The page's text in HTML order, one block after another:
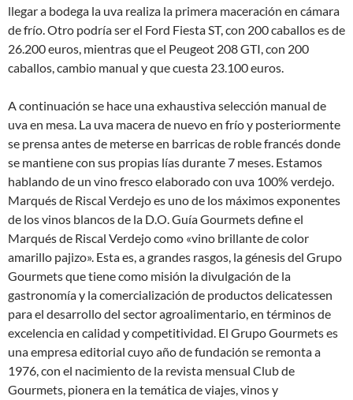
llegar a bodega la uva realiza la primera maceración en cámara
de frío. Otro podría ser el Ford Fiesta ST, con 200 caballos es de
26.200 euros, mientras que el Peugeot 208 GTI, con 200
caballos, cambio manual y que cuesta 23.100 euros.
A continuación se hace una exhaustiva selección manual de
uva en mesa. La uva macera de nuevo en frío y posteriormente
se prensa antes de meterse en barricas de roble francés donde
se mantiene con sus propias lías durante 7 meses. Estamos
hablando de un vino fresco elaborado con uva 100% verdejo.
Marqués de Riscal Verdejo es uno de los máximos exponentes
de los vinos blancos de la D.O. Guía Gourmets define el
Marqués de Riscal Verdejo como «vino brillante de color
amarillo pajizo». Esta es, a grandes rasgos, la génesis del Grupo
Gourmets que tiene como misión la divulgación de la
gastronomía y la comercialización de productos delicatessen
para el desarrollo del sector agroalimentario, en términos de
excelencia en calidad y competitividad. El Grupo Gourmets es
una empresa editorial cuyo año de fundación se remonta a
1976, con el nacimiento de la revista mensual Club de
Gourmets, pionera en la temática de viajes, vinos y